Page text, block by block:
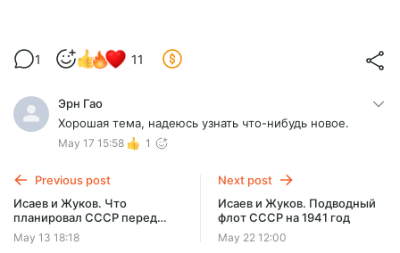
1 11
Эрн Гао
Хорошая тема, надеюсь узнать что-нибудь новое.
May 17 15:58 1
Previous post
Исаев и Жуков. Что
планировал СССР перед
началом Великой
Отечественной
May 13 18:18
Next post
Исаев и Жуков. Подводный
флот СССР на 1941 год
May 22 12:00